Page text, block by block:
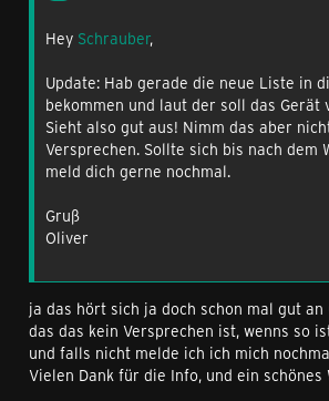
Hey Schrauber,
Update: Hab gerade die neue Liste in
bekommen und laut der soll das Gerät
Sieht also gut aus! Nimm das aber
Versprechen. Sollte sich bis nach dem
meld dich gerne nochmal.
Gruß
Oliver
ja das hört sich ja doch schon mal gut
das das kein Versprechen ist, wenns so
und falls nicht melde ich ich mich
Vielen Dank für die Info, und ein schönes